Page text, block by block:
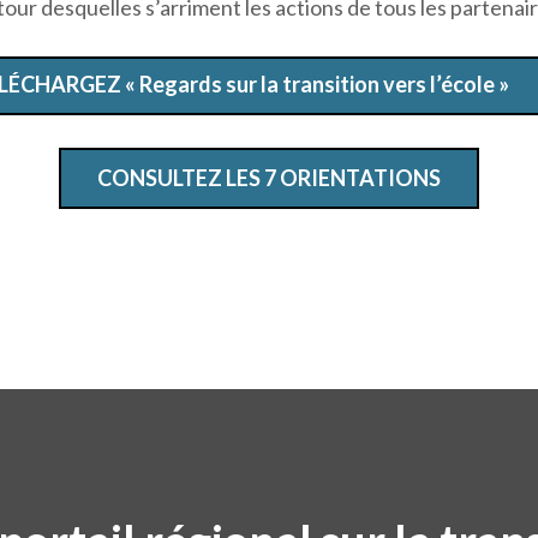
desquelles s’arriment les actions de tous les
« Regards sur la transition vers l’école »
CONSULTEZ LES 7 ORIENTATIONS